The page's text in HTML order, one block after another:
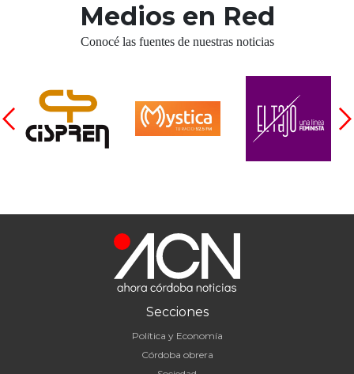
Medios en Red
Conocé las fuentes de nuestras noticias
Secciones
Política y Economía
Córdoba obrera